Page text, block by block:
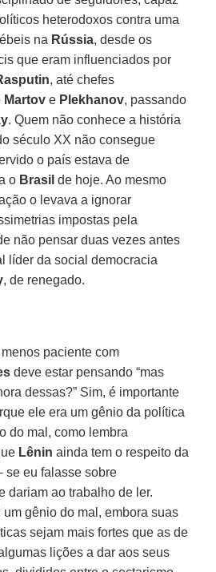
heterodoxos contra uma
na Rússia, desde os
que eram influenciados por
, até chefes
Martov e Plekhanov, passando
. Quem não conhece a história
século XX não consegue
o país estava de
o Brasil de hoje. Ao mesmo
o levava a ignorar
impostas pela
não pensar duas vezes antes
líder da social democracia
, de renegado.
paciente com
deve estar pensando “mas
dessas?” Sim, é importante
ele era um gênio da política
do mal, como lembra
Lênin ainda tem o respeito da
se eu falasse sobre
dariam ao trabalho de ler.
um gênio do mal, embora suas
sejam mais fortes que as de
lições a dar aos seus